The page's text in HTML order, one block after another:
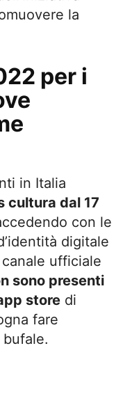
la
per i
in Italia
cultura dal 17
con le
digitale
canale ufficiale
sono presenti
store di
fare